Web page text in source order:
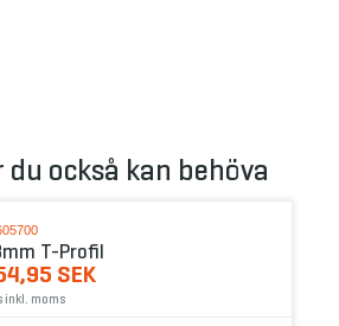
också kan behöva
T-Profil
SEK
inkl. moms